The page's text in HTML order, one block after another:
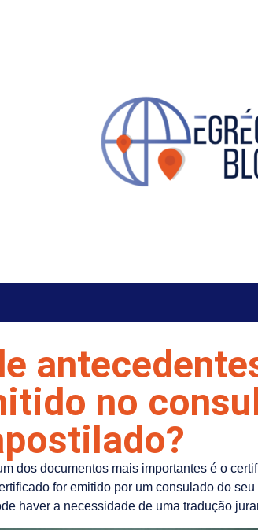
no
dos documentos mais importantes é o
for emitido por um consulado do
haver a necessidade de uma tradução